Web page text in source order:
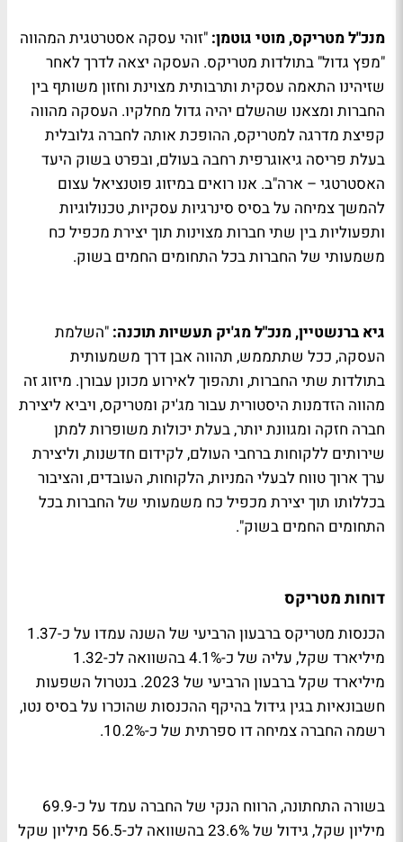
מנכ"ל מטריקס, מוטי גוטמן: "זוהי עסקה אסטרטגית המהווה
"מפץ גדול" בתולדות מטריקס. העסקה יצאה לדרך לאחר
שזיהינו התאמה עסקית ותרבותית מצוינת וחזון משותף בין
החברות ומצאנו שהשלם יהיה גדול מחלקיו. העסקה מהווה
קפיצת מדרגה למטריקס, ההופכת אותה לחברה גלובלית
בעלת פריסה גיאוגרפית רחבה בעולם, ובפרט בשוק היעד
האסטרטגי – ארה"ב. אנו רואים במיזוג פוטנציאל עצום
להמשך צמיחה על בסיס סינרגיות עסקיות, טכנולוגיות
ותפעוליות בין שתי חברות מצוינות תוך יצירת מכפיל כח
משמעותי של החברות בכל התחומים החמים בשוק.
גיא ברנשטיין, מנכ"ל מג'יק תעשיות תוכנה: "השלמת
העסקה, ככל שתתממש, תהווה אבן דרך משמעותית
בתולדות שתי החברות, ותהפוך לאירוע מכונן עבורן. מיזוג זה
מהווה הזדמנות היסטורית עבור מג'יק ומטריקס, ויביא ליצירת
חברה חזקה ומגוונת יותר, בעלת יכולות משופרות למתן
שירותים ללקוחות ברחבי העולם, לקידום חדשנות, וליצירת
ערך ארוך טווח לבעלי המניות, הלקוחות, העובדים, והציבור
בכללותו תוך יצירת מכפיל כח משמעותי של החברות בכל
התחומים החמים בשוק".
דוחות מטריקס
הכנסות מטריקס ברבעון הרביעי של השנה עמדו על כ-1.37
מיליארד שקל, עליה של כ-4.1% בהשוואה לכ-1.32
מיליארד שקל ברבעון הרביעי של 2023. בנטרול השפעות
חשבונאיות בגין גידול בהיקף ההכנסות שהוכרו על בסיס נטו,
רשמה החברה צמיחה דו ספרתית של כ-10.2%.
בשורה התחתונה, הרווח הנקי של החברה עמד על כ-69.9
מיליון שקל, גידול של 23.6% בהשוואה לכ-56.5 מיליון שקל